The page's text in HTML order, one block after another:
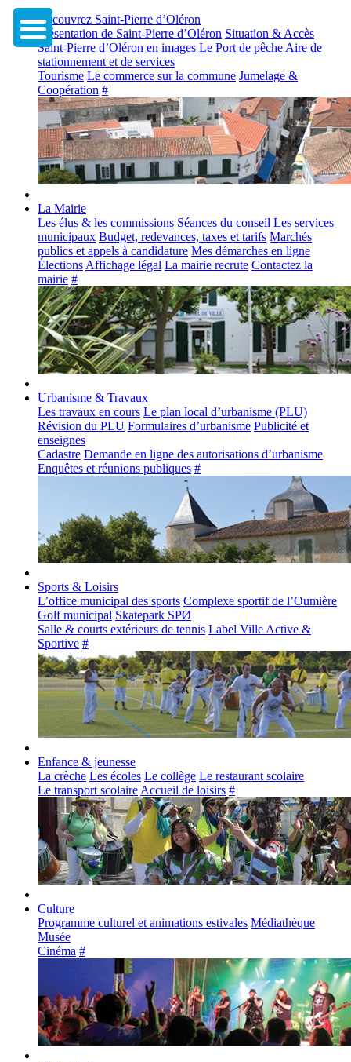
Découvrez Saint-Pierre d’Oléron
Présentation de Saint-Pierre d’Oléron Situation & Accès
Saint-Pierre d’Oléron en images Le Port de pêche Aire de
stationnement et de services
Tourisme Le commerce sur la commune Jumelage &
Coopération #
La Mairie
Les élus & les commissions Séances du conseil Les services
municipaux Budget, redevances, taxes et tarifs Marchés
publics et appels à candidature Mes démarches en ligne
Élections Affichage légal La mairie recrute Contactez la
mairie #
Urbanisme & Travaux
Les travaux en cours Le plan local d’urbanisme (PLU)
Révision du PLU Formulaires d’urbanisme Publicité et
enseignes
Cadastre Demande en ligne des autorisations d’urbanisme
Enquêtes et réunions publiques #
Sports & Loisirs
L’office municipal des sports Complexe sportif de l’Oumière
Golf municipal Skatepark SPØ
Salle & courts extérieurs de tennis Label Ville Active &
Sportive #
Enfance & jeunesse
La crèche Les écoles Le collège Le restaurant scolaire
Le transport scolaire Accueil de loisirs #
Culture
Programme culturel et animations estivales Médiathèque
Musée
Cinéma #